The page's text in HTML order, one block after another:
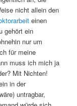
nicht allein den
einen
gehört ein
nur um
für meine
muss ich mich ja
Mit Nichten!
in der
untragbar,